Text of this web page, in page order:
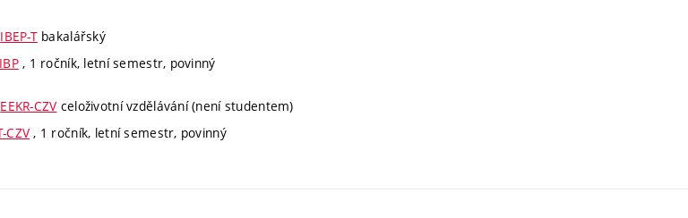
IBEP-Tbakalářský
, 1 ročník, letní semestr, povinný
EEKR-CZV celoživotní vzdělávání (není studentem)
CZV , 1 ročník, letní semestr, povinný